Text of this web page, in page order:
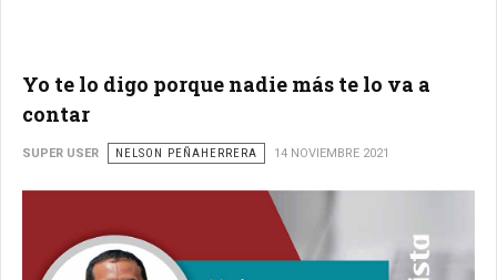
Yo te lo digo porque nadie más te lo va a
contar
SUPER USER NELSON PEÑAHERRERA 14 NOVIEMBRE 2021